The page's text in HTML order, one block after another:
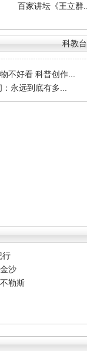
百家讲坛《王立群...
科教台
不好看 科普创作...
永远到底有多...
行
沙
勒斯